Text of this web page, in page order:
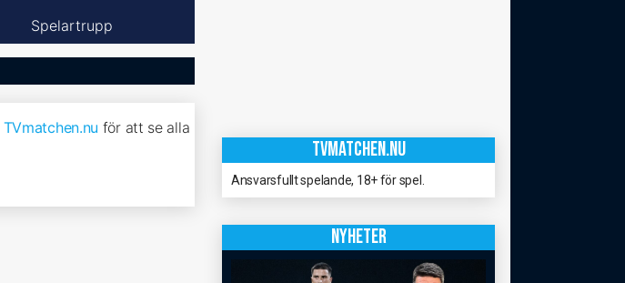
Spelartrupp
TVmatchen.nu för att se alla
TVMATCHEN.NU
Ansvarsfullt spelande, 18+ för spel.
NYHETER